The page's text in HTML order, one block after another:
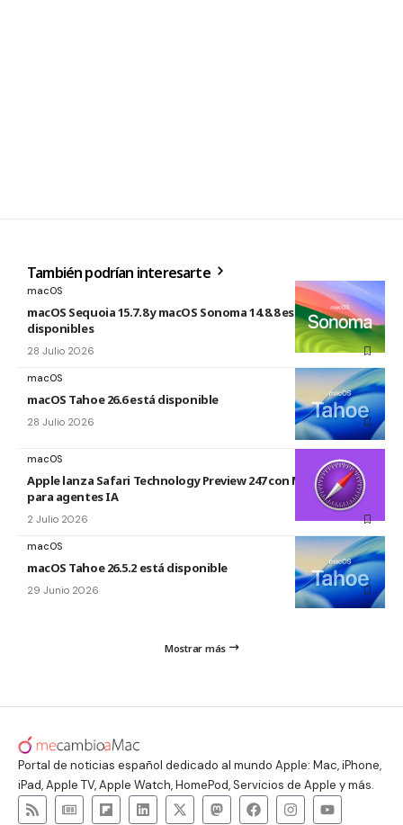
También podrían interesarte
macOS
macOS Sequoia 15.7.8 y macOS Sonoma 14.8.8 están
disponibles
28 Julio 2026
macOS
macOS Tahoe 26.6 está disponible
28 Julio 2026
macOS
Apple lanza Safari Technology Preview 247 con MCP Server
para agentes IA
2 Julio 2026
macOS
macOS Tahoe 26.5.2 está disponible
29 Junio 2026
Mostrar más
Portal de noticias español dedicado al mundo Apple: Mac, iPhone,
iPad, Apple TV, Apple Watch, HomePod, Servicios de Apple y más.